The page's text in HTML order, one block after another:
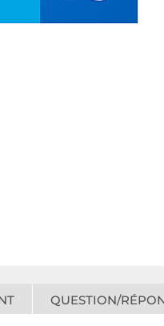
QUESTION/